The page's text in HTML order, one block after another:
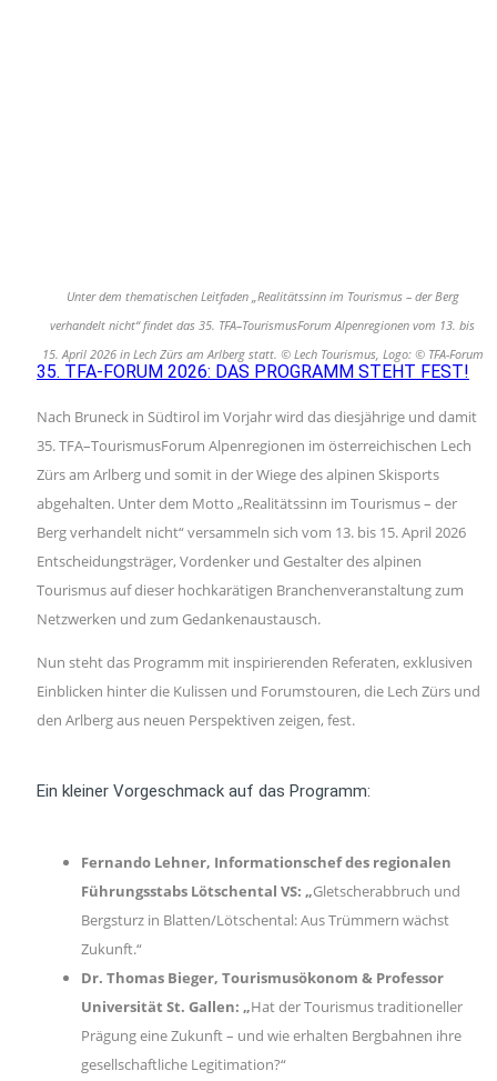
Unter dem thematischen Leitfaden „Realitätssinn im Tourismus – der Berg
verhandelt nicht“ findet das 35. TFA–TourismusForum Alpenregionen vom 13. bis
15. April 2026 in Lech Zürs am Arlberg statt. © Lech Tourismus, Logo: © TFA-Forum
35. TFA-FORUM 2026: DAS PROGRAMM STEHT FEST!
Nach Bruneck in Südtirol im Vorjahr wird das diesjährige und damit
35. TFA–TourismusForum Alpenregionen im österreichischen Lech
Zürs am Arlberg und somit in der Wiege des alpinen Skisports
abgehalten. Unter dem Motto „Realitätssinn im Tourismus – der
Berg verhandelt nicht“ versammeln sich vom 13. bis 15. April 2026
Entscheidungsträger, Vordenker und Gestalter des alpinen
Tourismus auf dieser hochkarätigen Branchenveranstaltung zum
Netzwerken und zum Gedankenaustausch.
Nun steht das Programm mit inspirierenden Referaten, exklusiven
Einblicken hinter die Kulissen und Forumstouren, die Lech Zürs und
den Arlberg aus neuen Perspektiven zeigen, fest.
Ein kleiner Vorgeschmack auf das Programm:
Fernando Lehner, Informationschef des regionalen
Führungsstabs Lötschental VS: „Gletscherabbruch und
Bergsturz in Blatten/Lötschental: Aus Trümmern wächst
Zukunft.“
Dr. Thomas Bieger, Tourismusökonom & Professor
Universität St. Gallen: „Hat der Tourismus traditioneller
Prägung eine Zukunft – und wie erhalten Bergbahnen ihre
gesellschaftliche Legitimation?“